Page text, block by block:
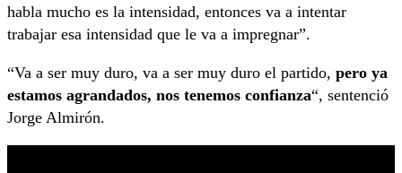
habla mucho es la intensidad, entonces va a intentar
trabajar esa intensidad que le va a impregnar”.
“Va a ser muy duro, va a ser muy duro el partido, pero ya
estamos agrandados, nos tenemos confianza“, sentenció
Jorge Almirón.